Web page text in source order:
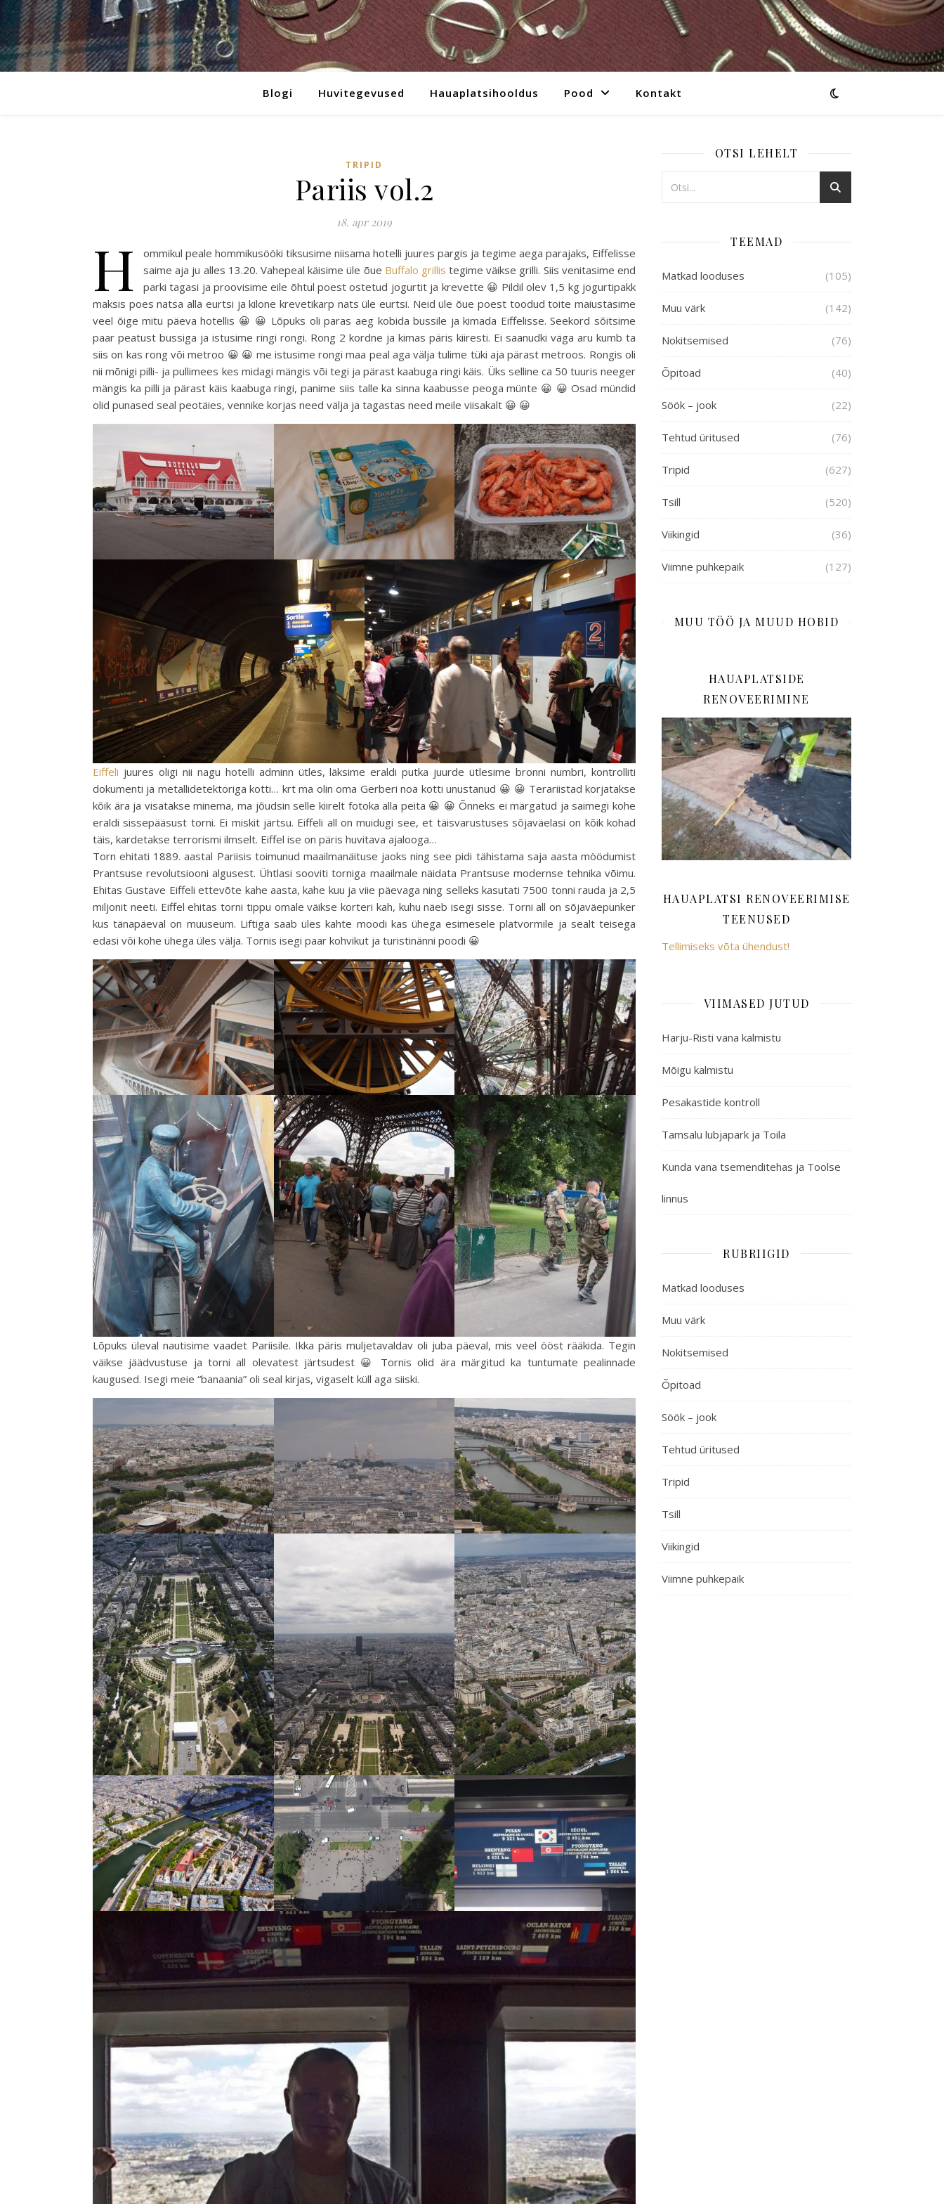
Blogi Huvitegevused Hauaplatsihooldus Pood Kontakt
TRIPID
Pariis vol.2
18. apr 2019
H
ommikul peale hommikusööki tiksusime niisama hotelli juures pargis ja tegime aega parajaks, Eiffelisse
saime aja ju alles 13.20. Vahepeal käisime üle õue Buffalo grillis tegime väikse grilli. Siis venitasime end
parki tagasi ja proovisime eile õhtul poest ostetud jogurtit ja krevette 😀 Pildil olev 1,5 kg jogurtipakk
maksis poes natsa alla eurtsi ja kilone krevetikarp nats üle eurtsi. Neid üle õue poest toodud toite maiustasime
veel õige mitu päeva hotellis 😀 😀 Lõpuks oli paras aeg kobida bussile ja kimada Eiffelisse. Seekord sõitsime
paar peatust bussiga ja istusime ringi rongi. Rong 2 kordne ja kimas päris kiiresti. Ei saanudki väga aru kumb ta
siis on kas rong või metroo 😀 😀 me istusime rongi maa peal aga välja tulime tüki aja pärast metroos. Rongis oli
nii mõnigi pilli- ja pullimees kes midagi mängis või tegi ja pärast kaabuga ringi käis. Üks selline ca 50 tuuris neeger
mängis ka pilli ja pärast käis kaabuga ringi, panime siis talle ka sinna kaabusse peoga münte 😀 😀 Osad mündid
olid punased seal peotäies, vennike korjas need välja ja tagastas need meile viisakalt 😀 😀
Eiffeli juures oligi nii nagu hotelli adminn ütles, läksime eraldi putka juurde ütlesime bronni numbri, kontrolliti
dokumenti ja metallidetektoriga kotti… krt ma olin oma Gerberi noa kotti unustanud 😀 😀 Terariistad korjatakse
kõik ära ja visatakse minema, ma jõudsin selle kiirelt fotoka alla peita 😀 😀 Õnneks ei märgatud ja saimegi kohe
eraldi sissepääsust torni. Ei miskit järtsu. Eiffeli all on muidugi see, et täisvarustuses sõjaväelasi on kõik kohad
täis, kardetakse terrorismi ilmselt. Eiffel ise on päris huvitava ajalooga…
Torn ehitati 1889. aastal Pariisis toimunud maailmanäituse jaoks ning see pidi tähistama saja aasta möödumist
Prantsuse revolutsiooni algusest. Ühtlasi sooviti torniga maailmale näidata Prantsuse modernse tehnika võimu.
Ehitas Gustave Eiffeli ettevõte kahe aasta, kahe kuu ja viie päevaga ning selleks kasutati 7500 tonni rauda ja 2,5
miljonit neeti. Eiffel ehitas torni tippu omale väikse korteri kah, kuhu näeb isegi sisse. Torni all on sõjaväepunker
kus tänapäeval on muuseum. Liftiga saab üles kahte moodi kas ühega esimesele platvormile ja sealt teisega
edasi või kohe ühega üles välja. Tornis isegi paar kohvikut ja turistinänni poodi 😀
Lõpuks üleval nautisime vaadet Pariisile. Ikka päris muljetavaldav oli juba päeval, mis veel ööst rääkida. Tegin
väikse jäädvustuse ja torni all olevatest järtsudest 😀 Tornis olid ära märgitud ka tuntumate pealinnade
kaugused. Isegi meie “banaania” oli seal kirjas, vigaselt küll aga siiski.
OTSI LEHELT
TEEMAD
Matkad looduses (105)
Muu värk (142)
Nokitsemised (76)
Õpitoad (40)
Söök – jook (22)
Tehtud üritused (76)
Tripid (627)
Tsill (520)
Viikingid (36)
Viimne puhkepaik (127)
MUU TÖÖ JA MUUD HOBID
HAUAPLATSIDE
RENOVEERIMINE
HAUAPLATSI RENOVEERIMISE
TEENUSED
Tellimiseks võta ühendust!
VIIMASED JUTUD
Harju-Risti vana kalmistu
Mõigu kalmistu
Pesakastide kontroll
Tamsalu lubjapark ja Toila
Kunda vana tsemenditehas ja Toolse
linnus
RUBRIIGID
Matkad looduses
Muu värk
Nokitsemised
Õpitoad
Söök – jook
Tehtud üritused
Tripid
Tsill
Viikingid
Viimne puhkepaik